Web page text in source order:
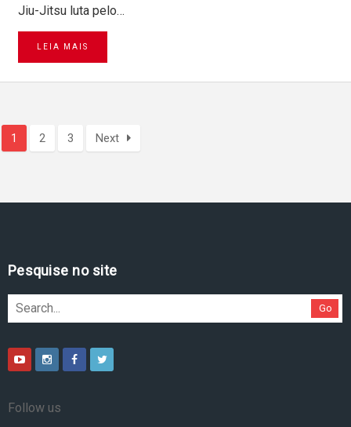
Jiu-Jitsu luta pelo…
LEIA MAIS
1 2 3 Next
Pesquise no site
Go
Follow us